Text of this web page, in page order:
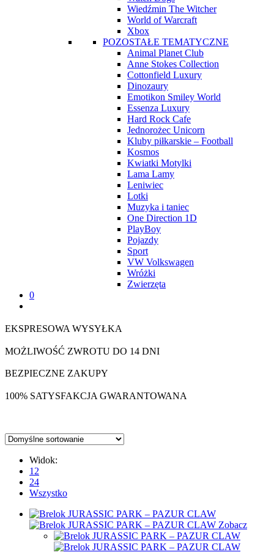
Wiedźmin The Witcher
World of Warcraft
Xbox
POZOSTAŁE TEMATYCZNE
Animal Planet Club
Anne Stokes Collection
Cottonfield Luxury
Dinozaury
Emotikon Smiley World
Essenza Luxury
Hard Rock Cafe
Jednorożec Unicorn
Kluby piłkarskie – Football
Kosmos
Kwiatki Motylki
Lama Lamy
Leniwiec
Lotki
Muzyka i taniec
One Direction 1D
PlayBoy
Pojazdy
Sport
VW Volkswagen
Wróżki
Zwierzęta
0
EKSPRESOWA WYSYŁKA
MOŻLIWOŚĆ ZWROTU DO 14 DNI
BEZPIECZNE ZAKUPY
100% SATYSFAKCJA GWARANTOWANA
Widok:
12
24
Wszystko
Zobacz